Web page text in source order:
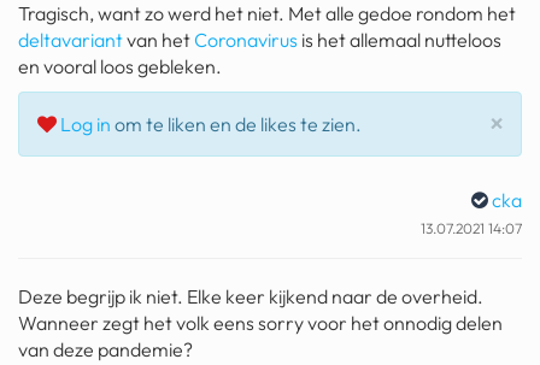
fomo
21.4 procent btw
deepseek
groenland
blokker
dubai chocolade
Tragisch, want zo werd het niet. Met alle gedoe rondom het
deltavariantvan hetCoronavirus is het allemaal nutteloos
en vooral loos gebleken.
×
Log in om te liken en de likes te zien.
cka
13.07.2021 14:07
Deze begrijp ik niet. Elke keer kijkend naar de overheid.
Wanneer zegt het volk eens sorry voor het onnodig delen
van deze pandemie?